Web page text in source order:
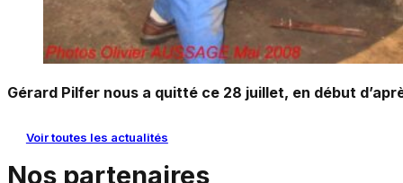
Gérard Pilfer nous a quitté ce 28 juillet, en début
Voir toutes les actualités
Nos partenaires